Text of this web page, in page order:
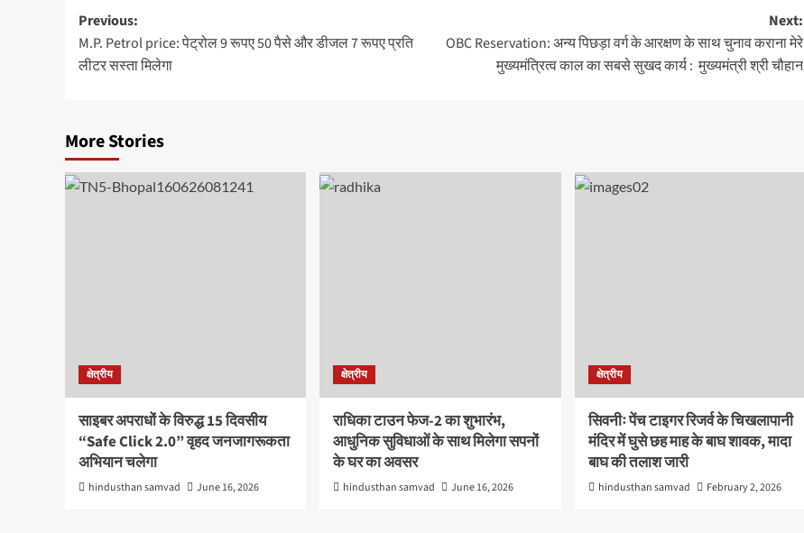
Post
navigation
Previous:
M.P. Petrol price: पेट्रोल 9 रूपए 50 पैसे और डीजल 7 रूपए प्रति
लीटर सस्ता मिलेगा
Next:
OBC Reservation: अन्य पिछड़ा वर्ग के आरक्षण के साथ चुनाव कराना मेरे
मुख्यमंत्रित्व काल का सबसे सुखद कार्य : मुख्यमंत्री श्री चौहान
More Stories
क्षेत्रीय
साइबर अपराधों के विरुद्ध 15 दिवसीय
“Safe Click 2.0” वृहद जनजागरूकता
अभियान चलेगा
hindusthan samvad June 16, 2026
क्षेत्रीय
राधिका टाउन फेज-2 का शुभारंभ,
आधुनिक सुविधाओं के साथ मिलेगा सपनों
के घर का अवसर
hindusthan samvad June 16, 2026
क्षेत्रीय
सिवनीः पेंच टाइगर रिजर्व के चिखलापानी
मंदिर में घुसे छह माह के बाघ शावक, मादा
बाघ की तलाश जारी
hindusthan samvad February 2, 2026